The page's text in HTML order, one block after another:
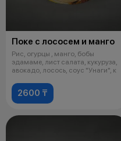
Поке с лососем и манго
Рис, огурцы , манго, бобы
эдамаме, лист салата, кукуруза,
авокадо, лосось, соус "Унаги", к
2600 ₸